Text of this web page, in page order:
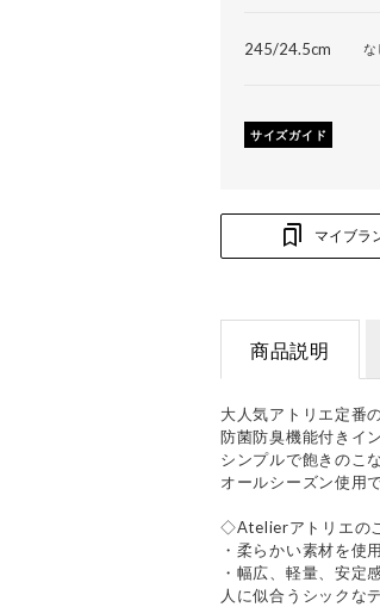
245/24.5cm な
サイズガイド
マイブラ
商品説明
大人気アトリエ定番
防菌防臭機能付きイ
シンプルで飽きのこ
オールシーズン使用
◇Atelierアトリエの
・柔らかい素材を使
・幅広、軽量、安定
人に似合うシックな